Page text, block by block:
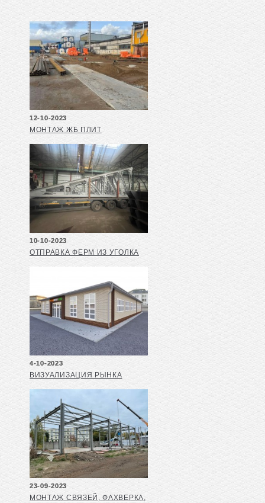
12-10-2023
МОНТАЖ ЖБ ПЛИТ
10-10-2023
ОТПРАВКА ФЕРМ ИЗ УГОЛКА
4-10-2023
ВИЗУАЛИЗАЦИЯ РЫНКА
23-09-2023
МОНТАЖ СВЯЗЕЙ, ФАХВЕРКА,